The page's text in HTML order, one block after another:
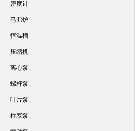
密度计
马弗炉
恒温槽
压缩机
离心泵
螺杆泵
叶片泵
柱塞泵